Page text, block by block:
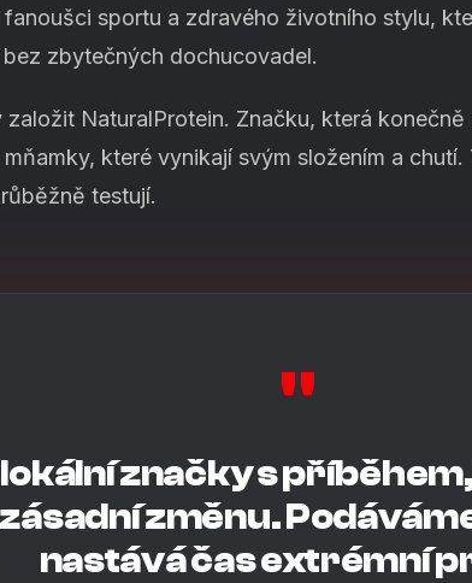
sportu a zdravého životního stylu,
zbytečných dochucovadel.
založit NaturalProtein. Značku, která
které vynikají svým složením a
testují.
"
značky s
změnu.
nastává čas extrémní